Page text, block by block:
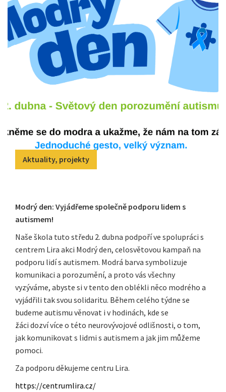
Aktuality, projekty
Modrý den: Vyjádřeme společně podporu lidem s
autismem!
Naše škola tuto středu 2. dubna podpoří ve spolupráci s
centrem Lira akci Modrý den, celosvětovou kampaň na
podporu lidí s autismem. Modrá barva symbolizuje
komunikaci a porozumění, a proto vás všechny
vyzýváme, abyste si v tento den oblékli něco modrého a
vyjádřili tak svou solidaritu. Během celého týdne se
budeme autismu věnovat i v hodinách, kde se
žáci dozví více o této neurovývojové odlišnosti, o tom,
jak komunikovat s lidmi s autismem a jak jim můžeme
pomoci.
Za podporu děkujeme centru Lira.
https://centrumlira.cz/